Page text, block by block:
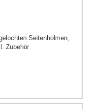
Seitenholmen,
Zubehör